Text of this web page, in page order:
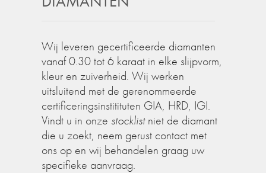
Wij leveren gecertificeerde diamanten
vanaf 0.30 tot 6 karaat in elke slijpvorm,
kleur en zuiverheid. Wij werken
uitsluitend met de gerenommeerde
certificeringsinstitituten GIA, HRD, IGI.
Vindt u in onze stocklistniet de diamant
die u zoekt, neem gerust contact met
ons op en wij behandelen graag uw
specifieke aanvraag.